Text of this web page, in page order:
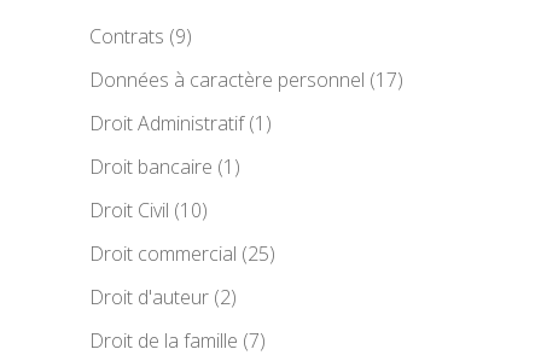
Contrats (9)
Données à caractère personnel (17)
Droit Administratif(1)
Droit bancaire (1)
Droit Civil (10)
Droit commercial (25)
Droit d'auteur (2)
Droit de la famille (7)